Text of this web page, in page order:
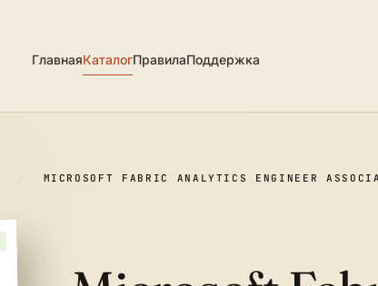
ГлавнаяКаталогПравилаПоддержка
/
MICROSOFT FABRIC ANALYTICS ENGINEER